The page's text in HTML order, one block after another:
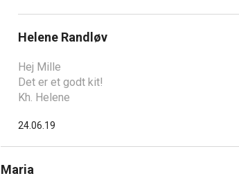
Helene Randløv
Hej Mille
Det er et godt kit!
Kh. Helene
24.06.19
Maria